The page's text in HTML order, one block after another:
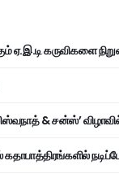
கருவிகளை
& சன்ஸ்’